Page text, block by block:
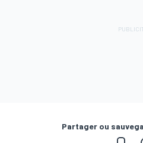
Partager ou